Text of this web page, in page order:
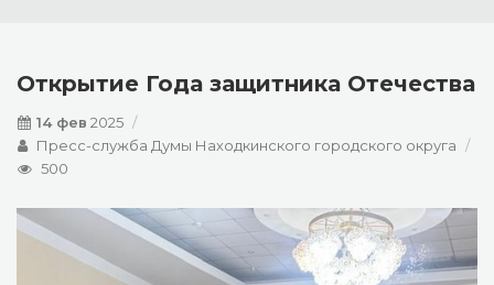
Открытие Года защитника Отечества
14 фев 2025
Пресс-служба Думы Находкинского городского округа
500